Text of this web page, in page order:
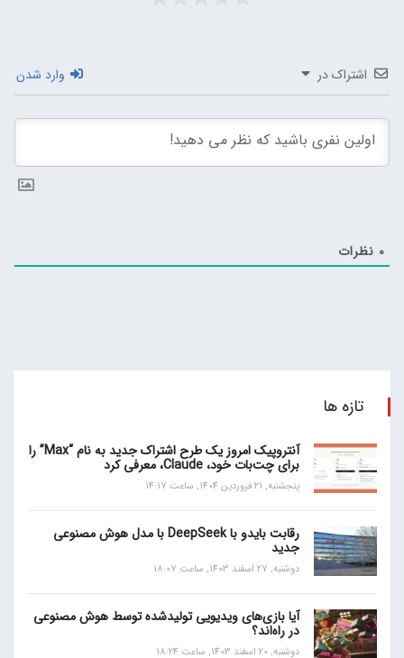
اشتراک در وارد شدن
0 نظرات
تازه ها
آنتروپیک امروز یک طرح اشتراک جدید به نام “Max” را
برای چت‌بات خود، Claude، معرفی کرد
پنجشنبه, 21 فروردین 1404, ساعت 14:17
رقابت بایدو با DeepSeek با مدل هوش مصنوعی
جدید
دوشنبه, 27 اسفند 1403, ساعت 18:07
آیا بازی‌های ویدیویی تولیدشده توسط هوش مصنوعی
در راه‌اند؟
دوشنبه, 20 اسفند 1403, ساعت 18:24